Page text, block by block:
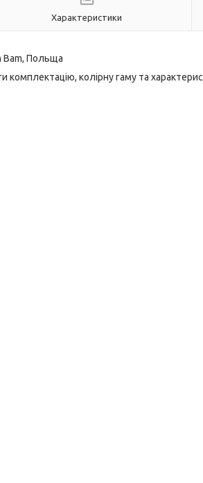
Характеристики
Bam, Польща
комплектацію, колірну гаму та